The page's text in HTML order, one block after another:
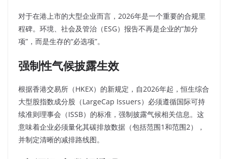
对于在港上市的大型企业而言，2026年是一个重要的合规里
程碑。环境、社会及管治（ESG）报告不再是企业的“加分
项”，而是生存的“必选项”。
强制性气候披露生效
根据香港交易所（HKEX）的新规定，自2026年起，恒生综合
大型股指数成分股（LargeCap Issuers）必须遵循国际可持
续准则理事会（ISSB）的标准，强制披露气候相关信息。这
意味着企业必须量化其碳排放数据（包括范围1和范围2），
并制定清晰的减排路线图。